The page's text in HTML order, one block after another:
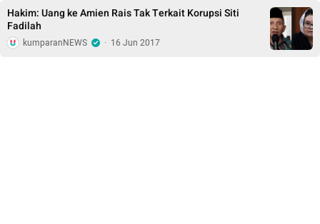
Hakim: Uang ke Amien Rais Tak Terkait Korupsi Siti
Fadilah
kumparanNEWS · 16 Jun 2017